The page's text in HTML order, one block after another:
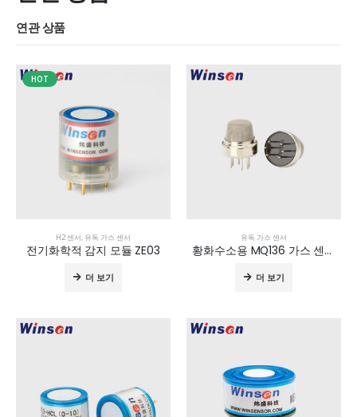
연관 상품
HOT
H2 센서, 유독 가스 센서
전기화학적 감지 모듈 ZE03
더 보기
유독 가스 센서
황화수소용 MQ136 가스 센서
더 보기